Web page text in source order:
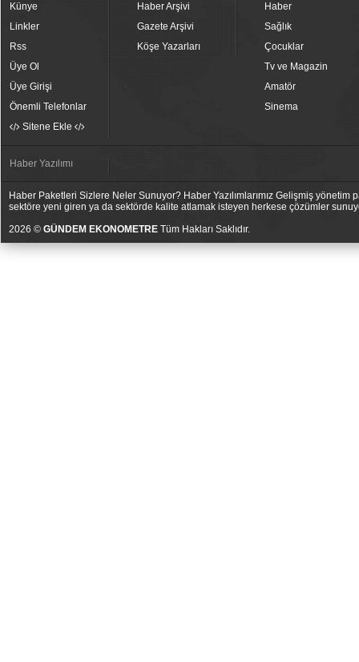
Künye
Linkler
Rss
Üye Ol
Üye Girişi
Önemli Telefonlar
Sitene Ekle
Haber Arşivi
Gazete Arşivi
Köşe Yazarları
Haber
Sağlık
Çocuklar
Tv ve Magazin
Amatör
Sinema
Haber Yazılımı
Haber Paketleri Sizlere Neler Sunuyor? Haber Yazılımlarımız Gelişmiş
sektöre yeni giren ya da sektörde kalite atlamak isteyen herkese çözümler
2026 © GÜNDEM EKONOMETRE Tüm Hakları Saklıdır.